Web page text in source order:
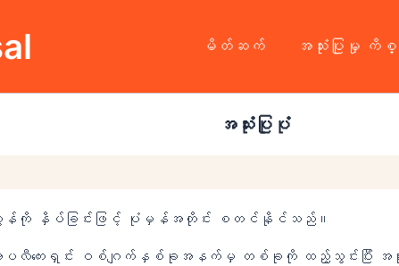
မိတ်ဆက် အသုံးပြုမှု ကိစ္စ
အသုံးပြုပုံ
ကွန်ကို နှိပ်ခြင်းဖြင့် ပုံမှန်အတိုင်း စတင်နိုင်သည်။
ာ အပလီကေးရှင်း ဝစ်ဂျက်နှစ်ခုအနက်မှ တစ်ခုကို ထည့်သွင်းပြီး